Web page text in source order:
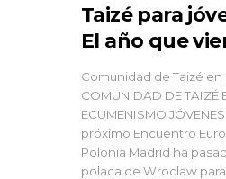
Taizé para
El año que
Comunidad de Taizé en
COMUNIDAD DE TAIZÉ
ECUMENISMO
próximo Encuentro
Polonia Madrid ha
polaca de Wroclaw